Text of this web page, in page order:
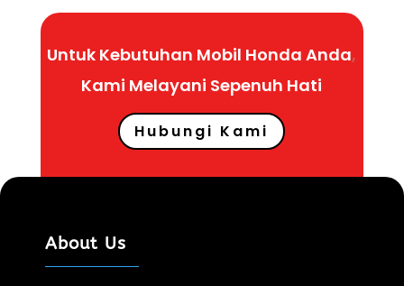
Untuk Kebutuhan Mobil Honda Anda,
Kami Melayani Sepenuh Hati
Hubungi Kami
About Us